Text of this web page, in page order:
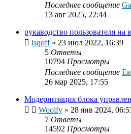
Последнее сообщение
13 авг 2025, 22:44
рукаводство пользователя
isqoff» 23 июл 2022, 16:39
5 Ответы
10794 Просмотры
Последнее сообщение
26 мар 2025, 17:55
Модернизация блока
Woolfy » 28 янв 2024,
7 Ответы
14592 Просмотры